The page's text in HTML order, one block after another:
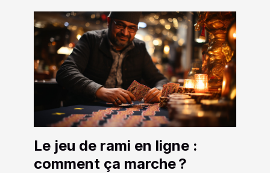
Le jeu de rami en ligne :
comment ça marche ?